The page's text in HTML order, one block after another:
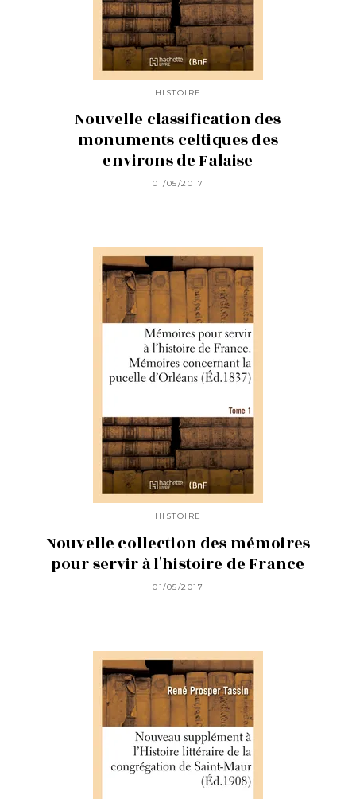
HISTOIRE
Nouvelle classification des
monuments celtiques des
environs de Falaise
01/05/2017
HISTOIRE
Nouvelle collection des mémoires
pour servir à l'histoire de France
01/05/2017